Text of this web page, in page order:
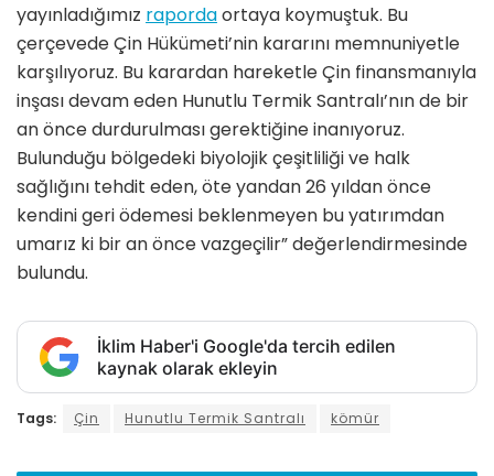
yayınladığımız rapordaortaya koymuştuk. Bu
çerçevede Çin Hükümeti’nin kararını memnuniyetle
karşılıyoruz. Bu karardan hareketle Çin finansmanıyla
inşası devam eden Hunutlu Termik Santralı’nın de bir
an önce durdurulması gerektiğine inanıyoruz.
Bulunduğu bölgedeki biyolojik çeşitliliği ve halk
sağlığını tehdit eden, öte yandan 26 yıldan önce
kendini geri ödemesi beklenmeyen bu yatırımdan
umarız ki bir an önce vazgeçilir” değerlendirmesinde
bulundu.
İklim Haber'i Google'da tercih edilen
kaynak olarak ekleyin
Tags: Çin Hunutlu Termik Santralı kömür